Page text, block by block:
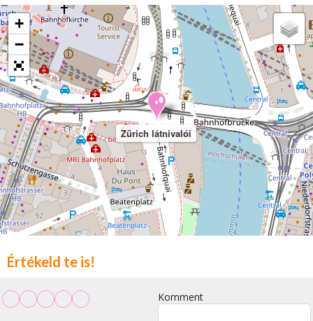
Zürich látnivalói
+
−
Értékeld te is!
Komment